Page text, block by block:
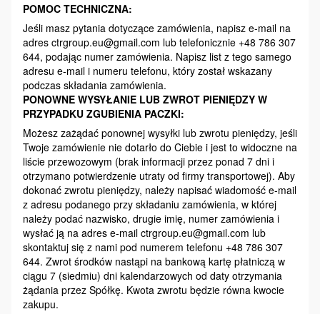
POMOC TECHNICZNA:
Jeśli masz pytania dotyczące zamówienia, napisz e-mail na
adres ctrgroup.eu@gmail.com lub telefonicznie +48 786 307
644, podając numer zamówienia. Napisz list z tego samego
adresu e-mail i numeru telefonu, który został wskazany
podczas składania zamówienia.
PONOWNE WYSYŁANIE LUB ZWROT PIENIĘDZY W
PRZYPADKU ZGUBIENIA PACZKI:
Możesz zażądać ponownej wysyłki lub zwrotu pieniędzy, jeśli
Twoje zamówienie nie dotarło do Ciebie i jest to widoczne na
liście przewozowym (brak informacji przez ponad 7 dni i
otrzymano potwierdzenie utraty od firmy transportowej). Aby
dokonać zwrotu pieniędzy, należy napisać wiadomość e-mail
z adresu podanego przy składaniu zamówienia, w której
należy podać nazwisko, drugie imię, numer zamówienia i
wysłać ją na adres e-mail ctrgroup.eu@gmail.com lub
skontaktuj się z nami pod numerem telefonu +48 786 307
644. Zwrot środków nastąpi na bankową kartę płatniczą w
ciągu 7 (siedmiu) dni kalendarzowych od daty otrzymania
żądania przez Spółkę. Kwota zwrotu będzie równa kwocie
zakupu.